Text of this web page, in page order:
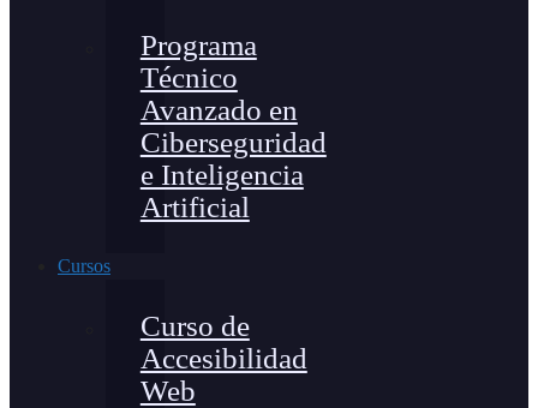
Programa
Técnico
Avanzado en
Ciberseguridad
e Inteligencia
Artificial
Cursos
Curso de
Accesibilidad
Web